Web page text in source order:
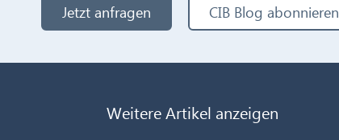
Jetzt anfragen CIB Blog abonnieren
Weitere Artikel anzeigen